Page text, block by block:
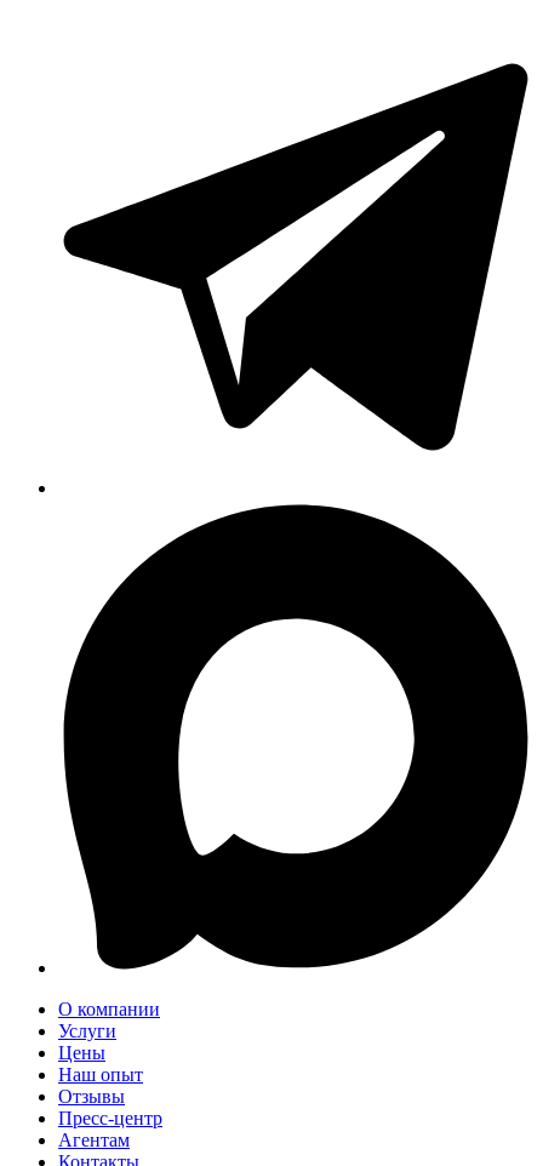
О компании
Услуги
Цены
Наш опыт
Отзывы
Пресс-центр
Агентам
Контакты